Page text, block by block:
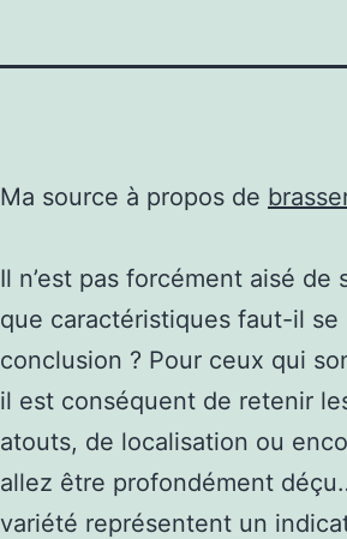
Ma source à propos de
Il n’est pas forcément aisé
que caractéristiques faut-il
conclusion ? Pour ceux qui
il est conséquent de retenir
atouts, de localisation ou
allez être profondément
variété représentent un